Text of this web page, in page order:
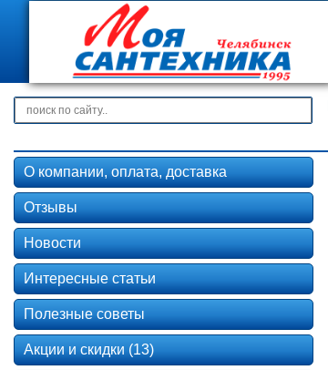
О компании, оплата, доставка
Отзывы
Новости
Интересные статьи
Полезные советы
Акции и скидки (13)